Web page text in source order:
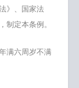
》、国家法
制定本条例。
满六周岁不满